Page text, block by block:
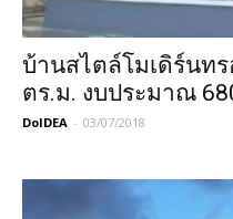
บ้านสไตล์โมเดิร์นท
ตร.ม. งบประมาณ
DoIDEA - 03/07/2018